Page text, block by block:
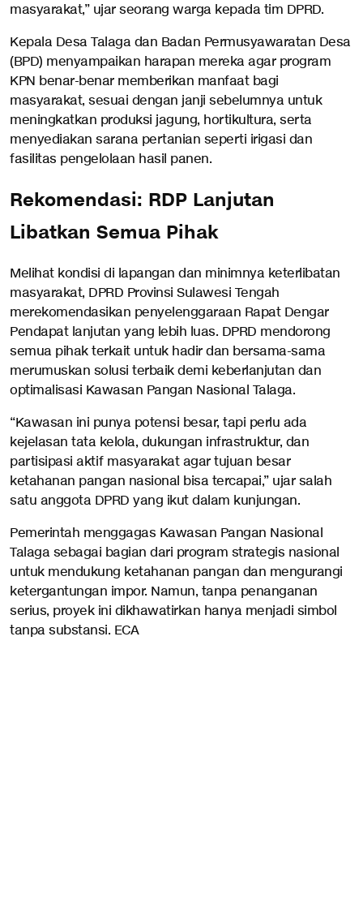
masyarakat,” ujar seorang warga kepada tim DPRD.
Kepala Desa Talaga dan Badan Permusyawaratan Desa
(BPD) menyampaikan harapan mereka agar program
KPN benar-benar memberikan manfaat bagi
masyarakat, sesuai dengan janji sebelumnya untuk
meningkatkan produksi jagung, hortikultura, serta
menyediakan sarana pertanian seperti irigasi dan
fasilitas pengelolaan hasil panen.
Rekomendasi: RDP Lanjutan
Libatkan Semua Pihak
Melihat kondisi di lapangan dan minimnya keterlibatan
masyarakat, DPRD Provinsi Sulawesi Tengah
merekomendasikan penyelenggaraan Rapat Dengar
Pendapat lanjutan yang lebih luas. DPRD mendorong
semua pihak terkait untuk hadir dan bersama-sama
merumuskan solusi terbaik demi keberlanjutan dan
optimalisasi Kawasan Pangan Nasional Talaga.
“Kawasan ini punya potensi besar, tapi perlu ada
kejelasan tata kelola, dukungan infrastruktur, dan
partisipasi aktif masyarakat agar tujuan besar
ketahanan pangan nasional bisa tercapai,” ujar salah
satu anggota DPRD yang ikut dalam kunjungan.
Pemerintah menggagas Kawasan Pangan Nasional
Talaga sebagai bagian dari program strategis nasional
untuk mendukung ketahanan pangan dan mengurangi
ketergantungan impor. Namun, tanpa penanganan
serius, proyek ini dikhawatirkan hanya menjadi simbol
tanpa substansi. ECA